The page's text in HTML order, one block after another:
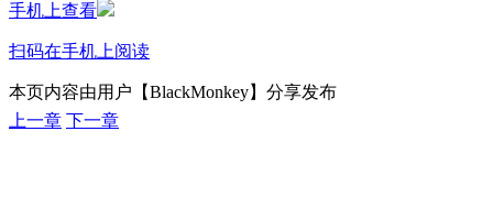
手机上查看
扫码在手机上阅读
本页内容由用户【BlackMonkey】分享发布
上一章 下一章